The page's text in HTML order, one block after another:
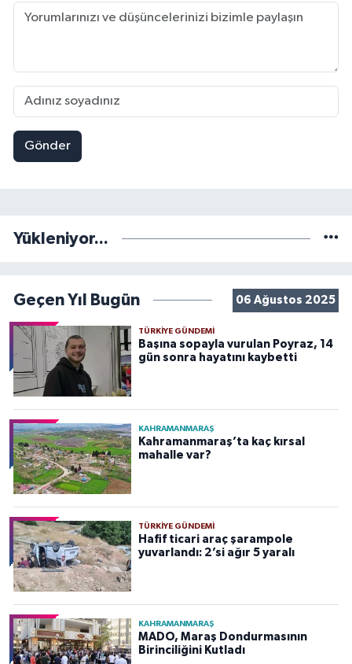
Gönder
Yükleniyor...
Geçen Yıl Bugün 06 Ağustos 2025
TÜRKIYE GÜNDEMI
Başına sopayla vurulan Poyraz, 14
gün sonra hayatını kaybetti
KAHRAMANMARAŞ
Kahramanmaraş’ta kaç kırsal
mahalle var?
TÜRKIYE GÜNDEMI
Hafif ticari araç şarampole
yuvarlandı: 2’si ağır 5 yaralı
KAHRAMANMARAŞ
MADO, Maraş Dondurmasının
Birinciliğini Kutladı